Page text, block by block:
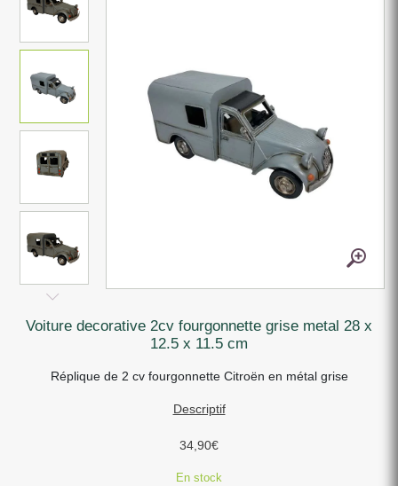
voiture decorative 2cv fourgonnette grise metal 28 x
12.5 x 11.5 cm
Réplique de 2 cv fourgonnette Citroën en métal grise
Descriptif
34,90€
En stock